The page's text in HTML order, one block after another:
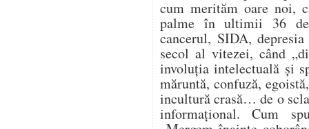
cum merităm oare noi,
palme în ultimii 36
cancerul, SIDA,
secol al vitezei, când
involuția intelectuală și
măruntă, confuză,
incultură crasă… de o
informațional. Cum